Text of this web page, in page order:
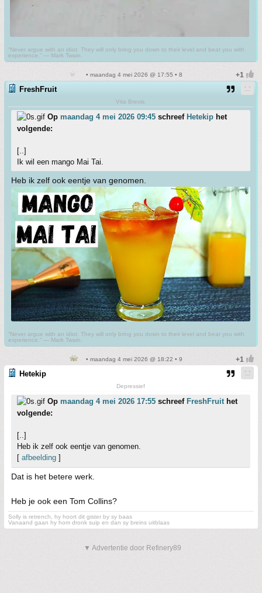
“Never argue with an idiot. They will only bring you down to their level and beat you with
experience.” ― Mark Twain.
• maandag 4 mei 2026 @ 17:55 • 8
FreshFruit
Vita Brevis.
Op maandag 4 mei 2026 09:45 schreef Hetekip het
volgende:
[..]
Ik wil een mango Mai Tai.
Heb ik zelf ook eentje van genomen.
“Never argue with an idiot. They will only bring you down to their level and beat you with
experience.” ― Mark Twain.
• maandag 4 mei 2026 @ 18:22 • 9
Hetekip
Depressief
Op maandag 4 mei 2026 17:55 schreef FreshFruithet
volgende:
[..]
Heb ik zelf ook eentje van genomen.
[ afbeelding ]
Dat is het betere werk.
Heb je ook een Tom Collins?
Solly is retrench, hy hoort dit gister by sy baas
Vanaand gaan hy hom dronk suip en dan sy breins uitblaas
▼ Advertentie door Refinery89